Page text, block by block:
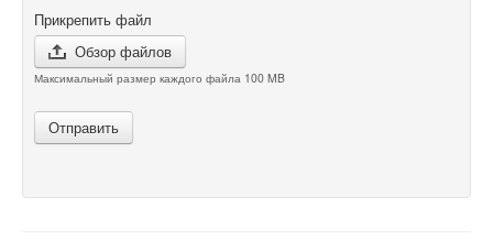
Прикрепить файл
Обзор файлов
Максимальный размер каждого файла 100 MB
Отправить